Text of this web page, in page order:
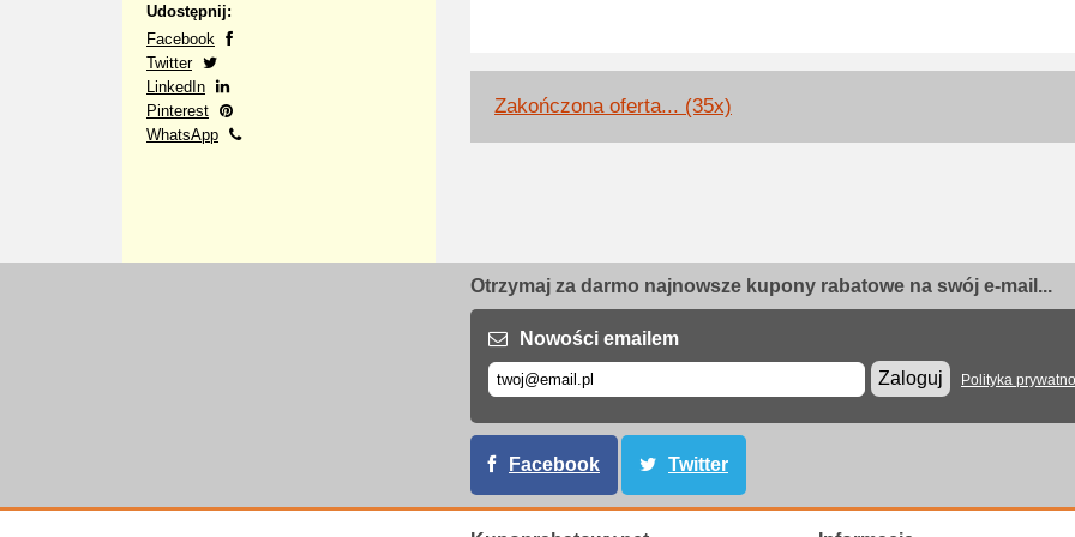
Udostępnij:
Facebook
Twitter
LinkedIn
Pinterest
WhatsApp
Zakończona oferta... (35x)
Otrzymaj za darmo najnowsze kupony rabatowe na swój e-mail...
Nowości emailem
Zaloguj
Polityka
Facebook Twitter